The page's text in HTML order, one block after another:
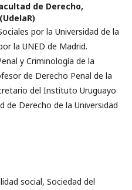
de Derecho,
por la Universidad de la
la UNED de Madrid.
y Criminología de la
de Derecho Penal de la
del Instituto Uruguayo
de Derecho de la Universidad
social, Sociedad del